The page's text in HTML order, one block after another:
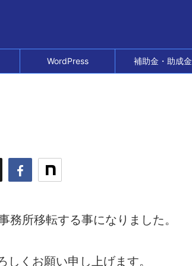
WordPress 補助金・助成金
所移転する事になりました。
くお願い申し上げます。